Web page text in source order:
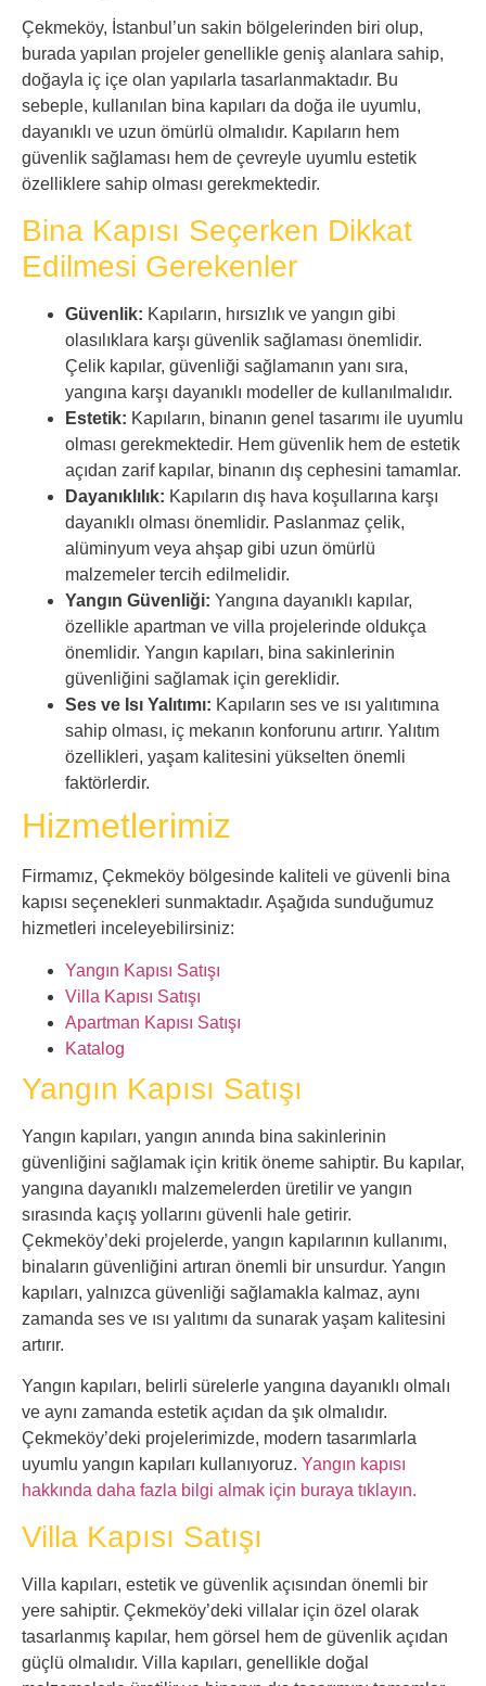
Çekmeköy, İstanbul’un sakin bölgelerinden biri olup,
burada yapılan projeler genellikle geniş alanlara sahip,
doğayla iç içe olan yapılarla tasarlanmaktadır. Bu
sebeple, kullanılan bina kapıları da doğa ile uyumlu,
dayanıklı ve uzun ömürlü olmalıdır. Kapıların hem
güvenlik sağlaması hem de çevreyle uyumlu estetik
özelliklere sahip olması gerekmektedir.
Bina Kapısı Seçerken Dikkat
Edilmesi Gerekenler
Güvenlik: Kapıların, hırsızlık ve yangın gibi
olasılıklara karşı güvenlik sağlaması önemlidir.
Çelik kapılar, güvenliği sağlamanın yanı sıra,
yangına karşı dayanıklı modeller de kullanılmalıdır.
Estetik: Kapıların, binanın genel tasarımı ile uyumlu
olması gerekmektedir. Hem güvenlik hem de estetik
açıdan zarif kapılar, binanın dış cephesini tamamlar.
Dayanıklılık: Kapıların dış hava koşullarına karşı
dayanıklı olması önemlidir. Paslanmaz çelik,
alüminyum veya ahşap gibi uzun ömürlü
malzemeler tercih edilmelidir.
Yangın Güvenliği: Yangına dayanıklı kapılar,
özellikle apartman ve villa projelerinde oldukça
önemlidir. Yangın kapıları, bina sakinlerinin
güvenliğini sağlamak için gereklidir.
Ses ve Isı Yalıtımı: Kapıların ses ve ısı yalıtımına
sahip olması, iç mekanın konforunu artırır. Yalıtım
özellikleri, yaşam kalitesini yükselten önemli
faktörlerdir.
Hizmetlerimiz
Firmamız, Çekmeköy bölgesinde kaliteli ve güvenli bina
kapısı seçenekleri sunmaktadır. Aşağıda sunduğumuz
hizmetleri inceleyebilirsiniz:
Yangın Kapısı Satışı
Villa Kapısı Satışı
Apartman Kapısı Satışı
Katalog
Yangın Kapısı Satışı
Yangın kapıları, yangın anında bina sakinlerinin
güvenliğini sağlamak için kritik öneme sahiptir. Bu kapılar,
yangına dayanıklı malzemelerden üretilir ve yangın
sırasında kaçış yollarını güvenli hale getirir.
Çekmeköy’deki projelerde, yangın kapılarının kullanımı,
binaların güvenliğini artıran önemli bir unsurdur. Yangın
kapıları, yalnızca güvenliği sağlamakla kalmaz, aynı
zamanda ses ve ısı yalıtımı da sunarak yaşam kalitesini
artırır.
Yangın kapıları, belirli sürelerle yangına dayanıklı olmalı
ve aynı zamanda estetik açıdan da şık olmalıdır.
Çekmeköy’deki projelerimizde, modern tasarımlarla
uyumlu yangın kapıları kullanıyoruz. Yangın kapısı
hakkında daha fazla bilgi almak için buraya tıklayın.
Villa Kapısı Satışı
Villa kapıları, estetik ve güvenlik açısından önemli bir
yere sahiptir. Çekmeköy’deki villalar için özel olarak
tasarlanmış kapılar, hem görsel hem de güvenlik açıdan
güçlü olmalıdır. Villa kapıları, genellikle doğal